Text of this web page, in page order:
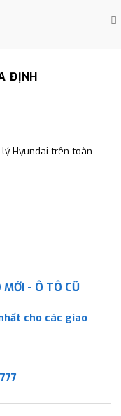
ĐỊNH
Hyundai trên toàn
MỚI - Ô TÔ CŨ
cho các giao